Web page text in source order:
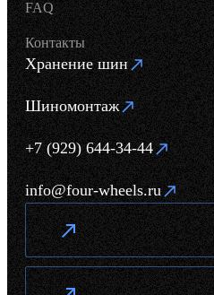
FAQ
Контакты
Хранение шин
Шиномонтаж
+7 (929) 644-34-44
info@four-wheels.ru